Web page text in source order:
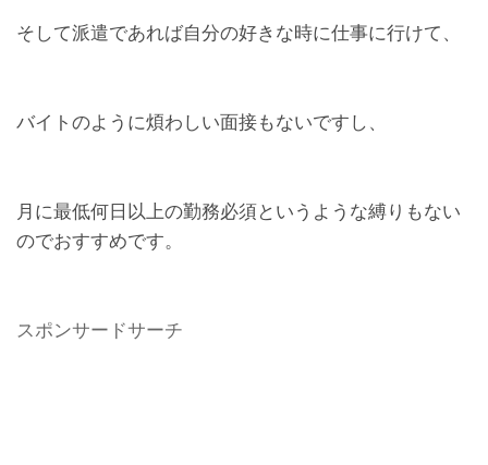
そして派遣であれば自分の好きな時に仕事に行けて、
バイトのように煩わしい面接もないですし、
月に最低何日以上の勤務必須というような縛りもない
のでおすすめです。
スポンサードサーチ